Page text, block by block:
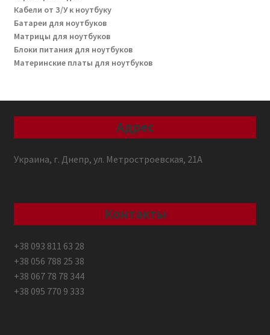
Кабели от З/У к ноутбуку
Батареи для ноутбуков
Матрицы для ноутбуков
Блоки питания для ноутбуков
Материнские платы для ноутбуков
Адрес
Украина, г. Днепр, ул. Метростроевская, 21А
Контакты
+38 093 811 63 28
+38 056 788 25 38
+38 067 78 78 344
+38 095 770 9 333